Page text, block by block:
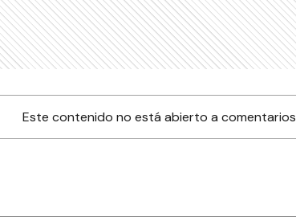
Este contenido no está abierto a comentarios